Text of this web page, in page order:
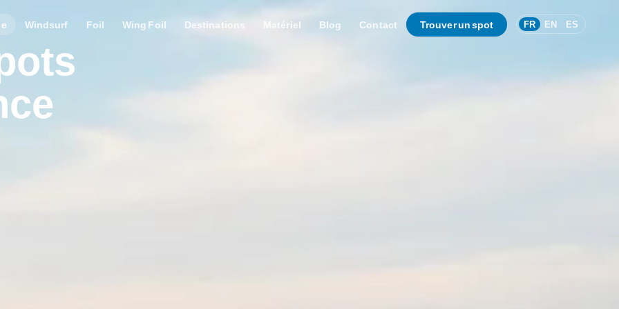
Windsurf Foil Wing Foil Destinations Matériel Blog Contact Trouver un spot FR EN ES